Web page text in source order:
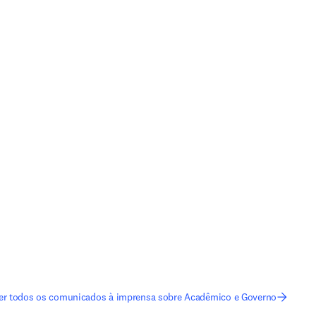
todos os comunicados à imprensa sobre Acadêmico e Governo